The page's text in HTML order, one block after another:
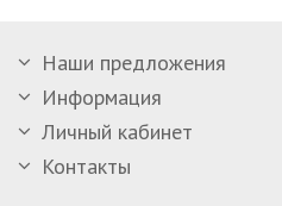
Наши предложения
Информация
Личный кабинет
Контакты